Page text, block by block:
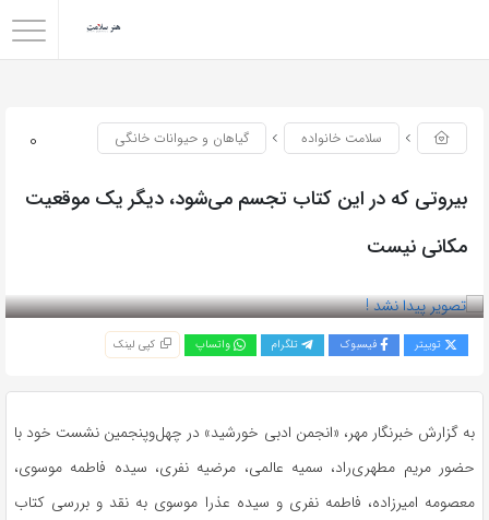
0 سلامت خانواده گیاهان و حیوانات خانگی
بیروتی که در این کتاب تجسم می‌شود، دیگر یک موقعیت
مکانی نیست
توییتر فیسبوک تلگرام واتساپ کپی لینک
به گزارش خبرنگار مهر، «انجمن ادبی خورشید» در چهل‌وپنجمین نشست خود با
حضور مریم مطهری‌راد، سمیه عالمی، مرضیه نفری، سیده فاطمه موسوی،
معصومه امیرزاده، فاطمه نفری و سیده عذرا موسوی به نقد و بررسی کتاب